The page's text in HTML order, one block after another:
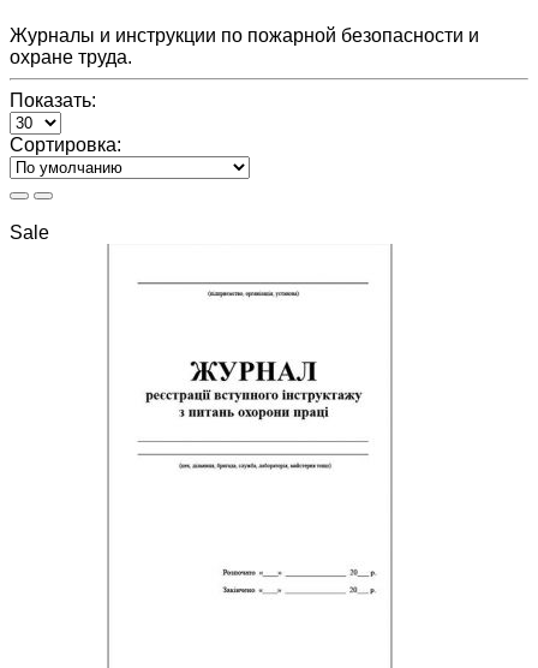
Журналы и инструкции по пожарной безопасности и
охране труда.
Показать:
Сортировка:
Sale